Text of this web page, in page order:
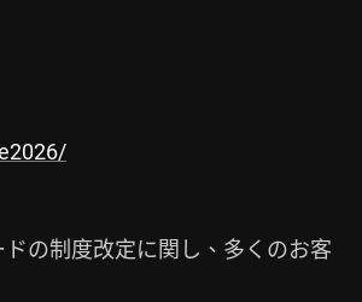
の制度改定に関し、多くのお客